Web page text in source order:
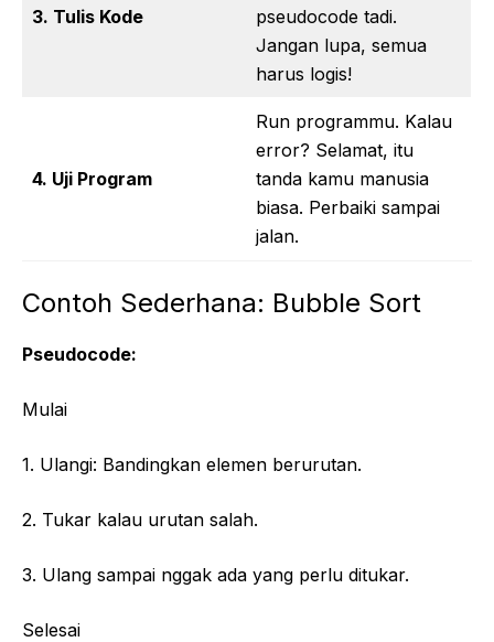
3. Tulis Kode
pseudocode tadi.
Jangan lupa, semua
harus logis!
4. Uji Program
Run programmu. Kalau
error? Selamat, itu
tanda kamu manusia
biasa. Perbaiki sampai
jalan.
Contoh Sederhana: Bubble Sort
Pseudocode:
Mulai
1. Ulangi: Bandingkan elemen berurutan.
2. Tukar kalau urutan salah.
3. Ulang sampai nggak ada yang perlu ditukar.
Selesai